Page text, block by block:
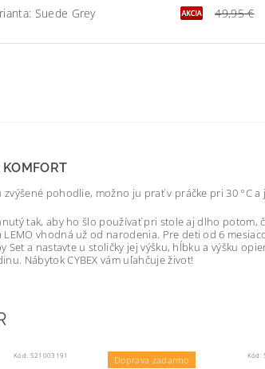
Suede Grey 49,95 €
pohodlie, možno ju prať v práčke pri 30 °C
tak, aby ho šlo používať pri stole aj dlho
vhodná už od narodenia. Pre deti od 6
Set a nastavte u stoličky jej výšku, hĺbku a výšku
Nábytok CYBEX vám uľahčuje život!
Kód: 521003191 Doprava zadarmo Kód: